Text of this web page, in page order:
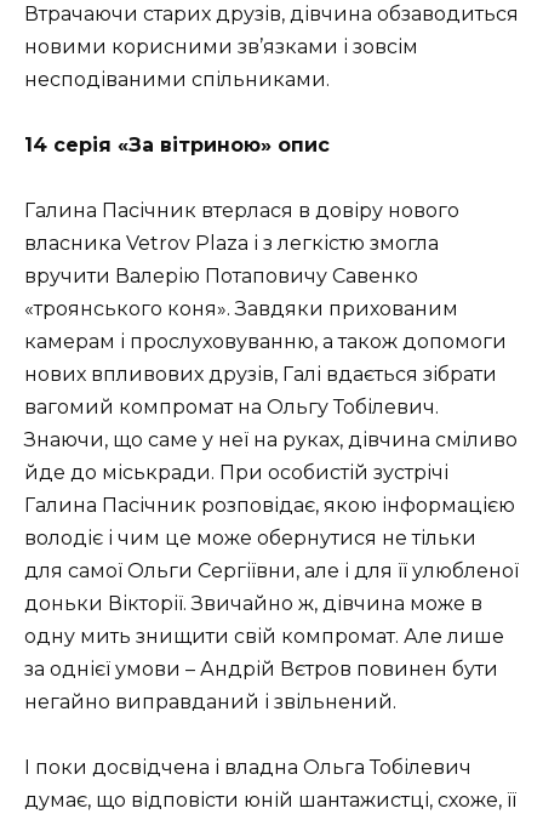
Втрачаючи старих друзів, дівчина обзаводиться
новими корисними зв’язками і зовсім
несподіваними спільниками.
14 серія «За вітриною» опис
Галина Пасічник втерлася в довіру нового
власника Vetrov Plaza і з легкістю змогла
вручити Валерію Потаповичу Савенко
«троянського коня». Завдяки прихованим
камерам і прослуховуванню, а також допомоги
нових впливових друзів, Галі вдається зібрати
вагомий компромат на Ольгу Тобілевич.
Знаючи, що саме у неї на руках, дівчина сміливо
йде до міськради. При особистій зустрічі
Галина Пасічник розповідає, якою інформацією
володіє і чим це може обернутися не тільки
для самої Ольги Сергіївни, але і для її улюбленої
доньки Вікторії. Звичайно ж, дівчина може в
одну мить знищити свій компромат. Але лише
за однієї умови – Андрій Вєтров повинен бути
негайно виправданий і звільнений.
І поки досвідчена і владна Ольга Тобілевич
думає, що відповісти юній шантажистці, схоже, її